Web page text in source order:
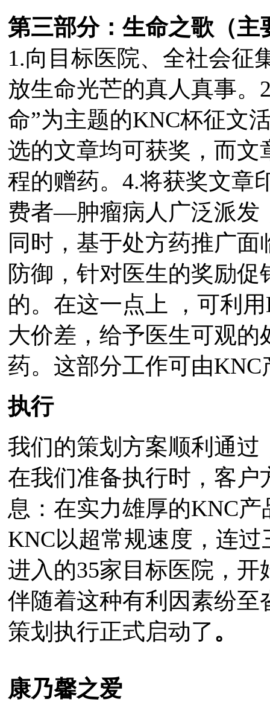
第三部分：生命之歌（主
1.向目标医院、全社会征
放生命光芒的真人真事。
命”为主题的KNC杯征文
选的文章均可获奖，而文
程的赠药。4.将获奖文章
费者—肿瘤病人广泛派发
同时，基于处方药推广
防御，针对医生的奖励
的。在这一点上 ，可利
大价差，给予医生可观
药。这部分工作可由
执行
我们的策划方案顺利通
在我们准备执行时，客
息：在实力雄厚的KNC
KNC以超常规速度，连
进入的35家目标医院，开
伴随着这种有利因素纷至
策划执行正式启动了。
康乃馨之爱